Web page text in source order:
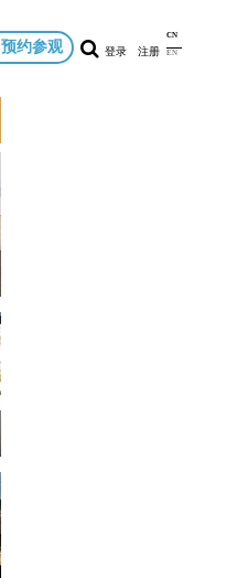
预约参观 登录 注册